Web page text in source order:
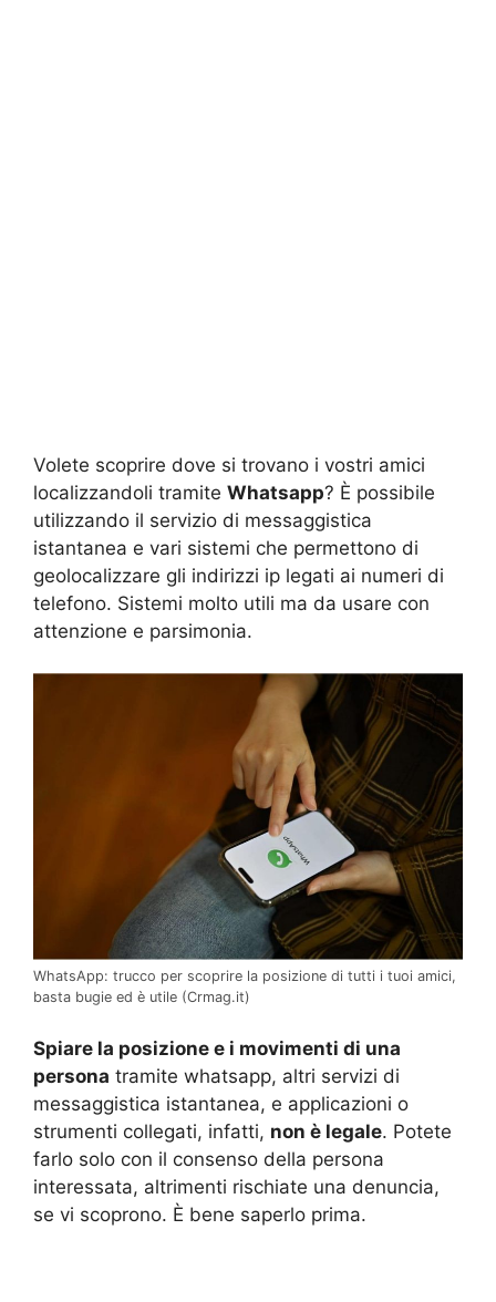
Volete scoprire dove si trovano i vostri amici
localizzandoli tramite Whatsapp? È possibile
utilizzando il servizio di messaggistica
istantanea e vari sistemi che permettono di
geolocalizzare gli indirizzi ip legati ai numeri di
telefono. Sistemi molto utili ma da usare con
attenzione e parsimonia.
WhatsApp: trucco per scoprire la posizione di tutti i tuoi amici,
basta bugie ed è utile (Crmag.it)
Spiare la posizione e i movimenti di una
persona tramite whatsapp, altri servizi di
messaggistica istantanea, e applicazioni o
strumenti collegati, infatti, non è legale. Potete
farlo solo con il consenso della persona
interessata, altrimenti rischiate una denuncia,
se vi scoprono. È bene saperlo prima.